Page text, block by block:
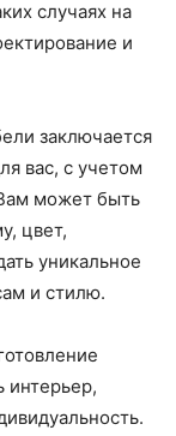
случаях на
и
заключается
вас, с учетом
может быть
цвет,
уникальное
и стилю.
интерьер,